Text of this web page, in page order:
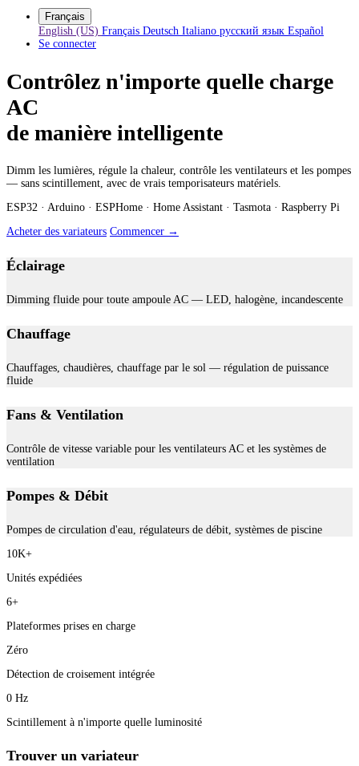
Français
English (US) Français Deutsch Italiano русский язык Español
Se connecter
Contrôlez n'importe quelle charge
AC
de manière intelligente
Dimm les lumières, régule la chaleur, contrôle les ventilateurs et les pompes
— sans scintillement, avec de vrais temporisateurs matériels.
ESP32 · Arduino · ESPHome · Home Assistant · Tasmota · Raspberry Pi
Acheter des variateurs Commencer →
Éclairage
Dimming fluide pour toute ampoule AC — LED, halogène, incandescente
Chauffage
Chauffages, chaudières, chauffage par le sol — régulation de puissance
fluide
Fans & Ventilation
Contrôle de vitesse variable pour les ventilateurs AC et les systèmes de
ventilation
Pompes & Débit
Pompes de circulation d'eau, régulateurs de débit, systèmes de piscine
10K+
Unités expédiées
6+
Plateformes prises en charge
Zéro
Détection de croisement intégrée
0 Hz
Scintillement à n'importe quelle luminosité
Trouver un variateur